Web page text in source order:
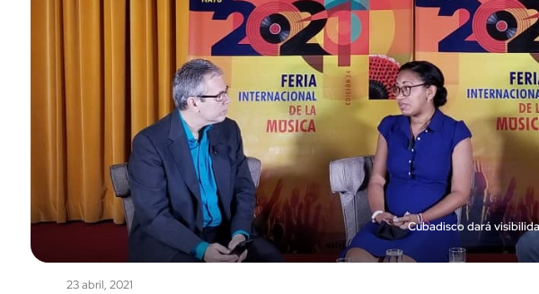
Cubadisco dará
23 abril, 2021